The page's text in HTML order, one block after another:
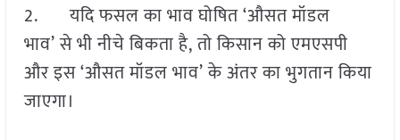
2. यदि फसल का भाव घोषित ‘औसत मॉडल
भाव’ से भी नीचे बिकता है, तो किसान को एमएसपी
और इस ‘औसत मॉडल भाव’ के अंतर का भुगतान किया
जाएगा।